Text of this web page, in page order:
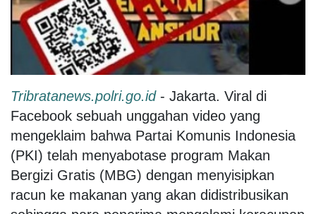
Tribratanews.polri.go.id- Jakarta. Viral di
Facebook sebuah unggahan video yang
mengeklaim bahwa Partai Komunis Indonesia
(PKI) telah menyabotase program Makan
Bergizi Gratis (MBG) dengan menyisipkan
racun ke makanan yang akan didistribusikan